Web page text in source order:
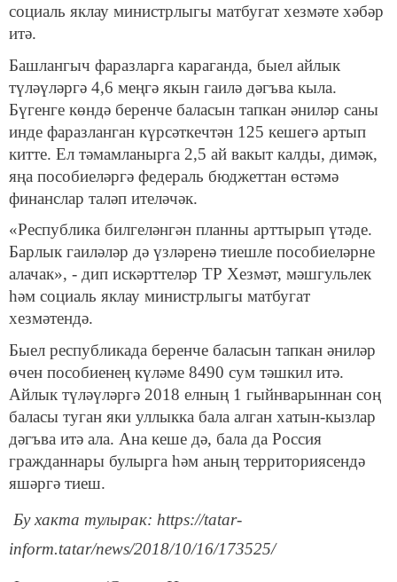
социаль яклау министрлыгы матбугат хезмәте хәбәр
итә.
Башлангыч фаразларга караганда, быел айлык
түләүләргә 4,6 меңгә якын гаилә дәгъва кыла.
Бүгенге көндә беренче баласын тапкан әниләр саны
инде фаразланган күрсәткечтән 125 кешегә артып
китте. Ел тәмамланырга 2,5 ай вакыт калды, димәк,
яңа пособиеләргә федераль бюджеттан өстәмә
финанслар таләп ителәчәк.
«Республика билгеләнгән планны арттырып үтәде.
Барлык гаиләләр дә үзләренә тиешле пособиеләрне
алачак», - дип искәрттеләр ТР Хезмәт, мәшгульлек
һәм социаль яклау министрлыгы матбугат
хезмәтендә.
Быел республикада беренче баласын тапкан әниләр
өчен пособиенең күләме 8490 сум тәшкил итә.
Айлык түләүләргә 2018 елның 1 гыйнварыннан соң
баласы туган яки уллыкка бала алган хатын-кызлар
дәгъва итә ала. Ана кеше дә, бала да Россия
гражданнары булырга һәм аның территориясендә
яшәргә тиеш.
Бу хакта тулырак: https://tatar-
inform.tatar/news/2018/10/16/173525/